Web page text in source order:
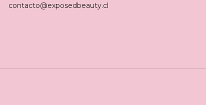
contacto@exposedbeauty.cl